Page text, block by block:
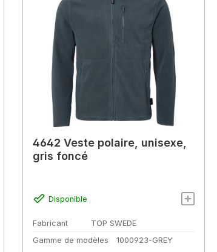
4642 Veste polaire, unisexe,
gris foncé
Disponible
Fabricant
TOP SWEDE
Gamme de modèles
1000923-GREY